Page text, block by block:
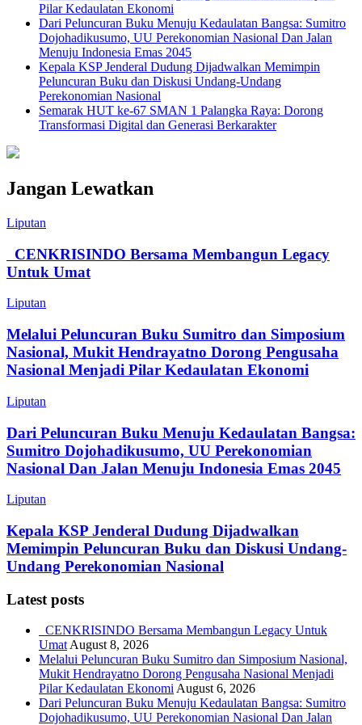
Pilar Kedaulatan Ekonomi
Dari Peluncuran Buku Menuju Kedaulatan Bangsa: Sumitro
Dojohadikusumo, UU Perekonomian Nasional Dan Jalan
Menuju Indonesia Emas 2045
Kepala KSP Jenderal Dudung Dijadwalkan Memimpin
Peluncuran Buku dan Diskusi Undang-Undang
Perekonomian Nasional
Semarak HUT ke-67 SMAN 1 Palangka Raya: Dorong
Transformasi Digital dan Generasi Berkarakter
Jangan Lewatkan
Liputan
CENKRISINDO Bersama Membangun Legacy
Untuk Umat
Liputan
Melalui Peluncuran Buku Sumitro dan Simposium
Nasional, Mukit Hendrayatno Dorong Pengusaha
Nasional Menjadi Pilar Kedaulatan Ekonomi
Liputan
Dari Peluncuran Buku Menuju Kedaulatan Bangsa:
Sumitro Dojohadikusumo, UU Perekonomian
Nasional Dan Jalan Menuju Indonesia Emas 2045
Liputan
Kepala KSP Jenderal Dudung Dijadwalkan
Memimpin Peluncuran Buku dan Diskusi Undang-
Undang Perekonomian Nasional
Latest posts
CENKRISINDO Bersama Membangun Legacy Untuk
UmatAugust 8, 2026
Melalui Peluncuran Buku Sumitro dan Simposium Nasional,
Mukit Hendrayatno Dorong Pengusaha Nasional Menjadi
Pilar Kedaulatan EkonomiAugust 6, 2026
Dari Peluncuran Buku Menuju Kedaulatan Bangsa: Sumitro
Dojohadikusumo, UU Perekonomian Nasional Dan Jalan